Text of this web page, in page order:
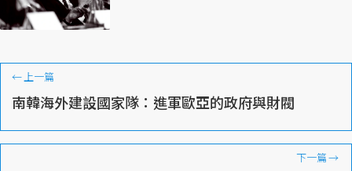
←上一篇
南韓海外建設國家隊：進軍歐亞的政府與財閥
下一篇→